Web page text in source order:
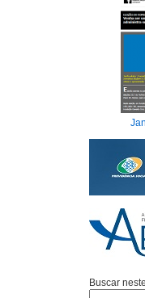
Buscar